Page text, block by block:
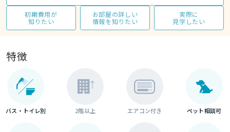
初期費用が
知りたい
お部屋の詳しい
情報を知りたい
実際に
見学したい
特徴
バス・トイレ別 2階以上 エアコン付き ペット相談可